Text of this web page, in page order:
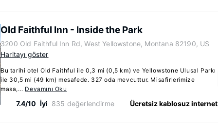
Old Faithful Inn - Inside the Park
3200 Old Faithful Inn Rd, West Yellowstone, Montana 82190, US
Haritayı göster
Bu tarihi otel Old Faithful ile 0,3 mi (0,5 km) ve Yellowstone Ulusal Parkı
ile 30,5 mi (49 km) mesafede. 327 oda mevcuttur. Misafirlerimize
masa,... Devamını Oku
7.4/10 İyi 835 değerlendirme Ücretsiz kablosuz internet